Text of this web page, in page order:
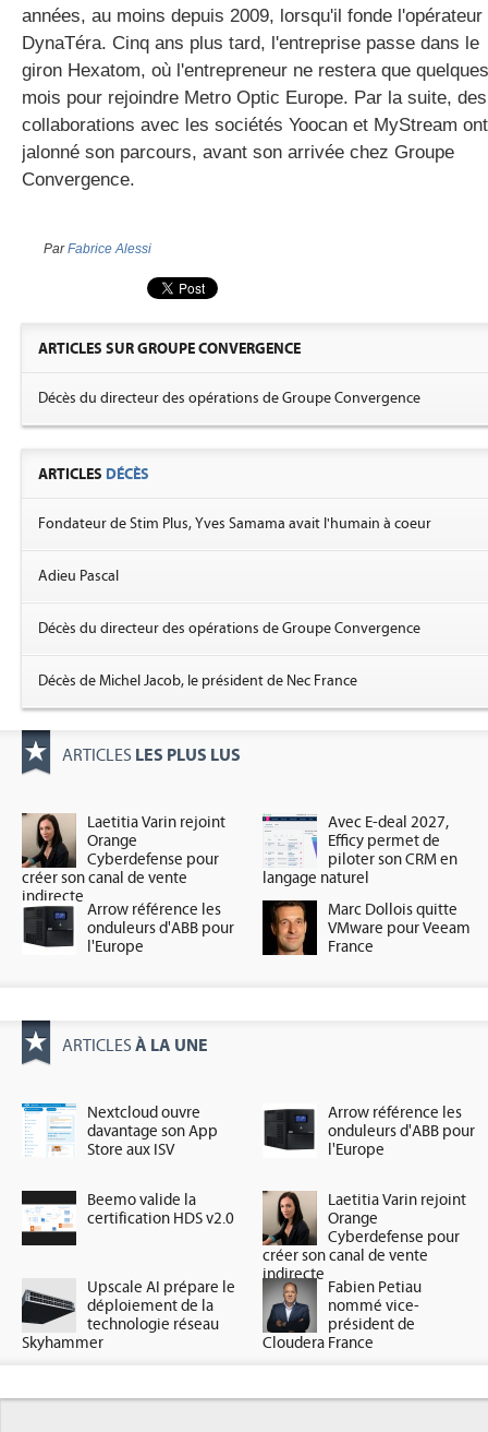
années, au moins depuis 2009, lorsqu'il fonde l'opérateur
DynaTéra. Cinq ans plus tard, l'entreprise passe dans le
giron Hexatom, où l'entrepreneur ne restera que quelques
mois pour rejoindre Metro Optic Europe. Par la suite, des
collaborations avec les sociétés Yoocan et MyStream ont
jalonné son parcours, avant son arrivée chez Groupe
Convergence.
ParFabrice Alessi
ARTICLES SUR GROUPE CONVERGENCE
Décès du directeur des opérations de Groupe Convergence
ARTICLES DÉCÈS
Fondateur de Stim Plus, Yves Samama avait l'humain à coeur
Adieu Pascal
Décès du directeur des opérations de Groupe Convergence
Décès de Michel Jacob, le président de Nec France
ARTICLES LES PLUS LUS
Laetitia Varin rejoint
Orange
Cyberdefense pour
créer son canal de vente
indirecte
Avec E-deal 2027,
Efficy permet de
piloter son CRM en
langage naturel
Arrow référence les
onduleurs d'ABB pour
l'Europe
Marc Dollois quitte
VMware pour Veeam
France
ARTICLES À LA UNE
Nextcloud ouvre
davantage son App
Store aux ISV
Arrow référence les
onduleurs d'ABB pour
l'Europe
Beemo valide la
certification HDS v2.0
Laetitia Varin rejoint
Orange
Cyberdefense pour
créer son canal de vente
indirecte
Upscale AI prépare le
déploiement de la
technologie réseau
Skyhammer
Fabien Petiau
nommé vice-
président de
Cloudera France